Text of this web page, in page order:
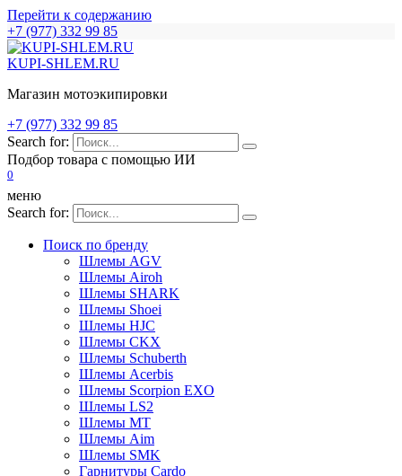
Перейти к содержанию
+7 (977) 332 99 85
KUPI-SHLEM.RU
Магазин мотоэкипировки
+7 (977) 332 99 85
Search for:
Подбор товара с помощью ИИ
0
меню
Search for:
Поиск по бренду
Шлемы AGV
Шлемы Airoh
Шлемы SHARK
Шлемы Shoei
Шлемы HJC
Шлемы CKX
Шлемы Schuberth
Шлемы Acerbis
Шлемы Scorpion EXO
Шлемы LS2
Шлемы MT
Шлемы Aim
Шлемы SMK
Гарнитуры Cardo